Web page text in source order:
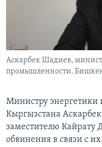
Аскарбек Шадиев,
промышленности. Бишкек,
Министру
Кыргызстана
заместителю Кайрату
обвинения в связи с